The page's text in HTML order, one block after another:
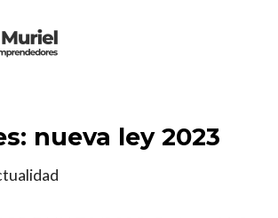
nueva ley 2023